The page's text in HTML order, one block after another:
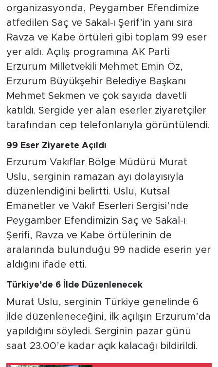
organizasyonda, Peygamber Efendimize
atfedilen Saç ve Sakal-ı Şerif’in yanı sıra
Ravza ve Kabe örtüleri gibi toplam 99 eser
yer aldı. Açılış programına AK Parti
Erzurum Milletvekili Mehmet Emin Öz,
Erzurum Büyükşehir Belediye Başkanı
Mehmet Sekmen ve çok sayıda davetli
katıldı. Sergide yer alan eserler ziyaretçiler
tarafından cep telefonlarıyla görüntülendi.
99 Eser Ziyarete Açıldı
Erzurum Vakıflar Bölge Müdürü Murat
Uslu, serginin ramazan ayı dolayısıyla
düzenlendiğini belirtti. Uslu, Kutsal
Emanetler ve Vakıf Eserleri Sergisi’nde
Peygamber Efendimizin Saç ve Sakal-ı
Şerifi, Ravza ve Kabe örtülerinin de
aralarında bulunduğu 99 nadide eserin yer
aldığını ifade etti.
Türkiye’de 6 İlde Düzenlenecek
Murat Uslu, serginin Türkiye genelinde 6
ilde düzenleneceğini, ilk açılışın Erzurum’da
yapıldığını söyledi. Serginin pazar günü
saat 23.00’e kadar açık kalacağı bildirildi.